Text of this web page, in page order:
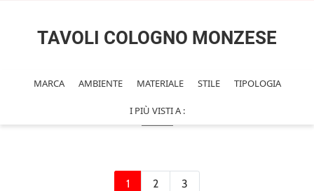
TAVOLI COLOGNO MONZESE
MARCA AMBIENTE MATERIALE STILE TIPOLOGIA
I PIÙ VISTI A :
1 2 3